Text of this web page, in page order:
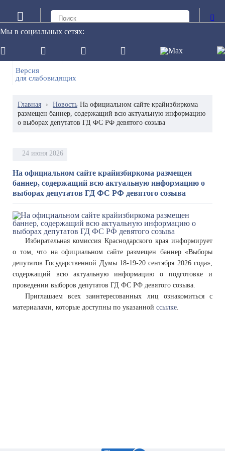
Мы в социальных сетях:
трансляция
Обращение в редакцию
сетевого издания
Версия
для слабовидящих
Главная › Новость На официальном сайте крайизбиркома
размещен баннер, содержащий всю актуальную информацию
о выборах депутатов ГД ФС РФ девятого созыва
24 июня 2026
На официальном сайте крайизбиркома размещен
баннер, содержащий всю актуальную информацию о
выборах депутатов ГД ФС РФ девятого созыва
Избирательная комиссия Краснодарского края информирует
о том, что на официальном сайте размещен баннер «Выборы
депутатов Государственной Думы 18-19-20 сентября 2026 года»,
содержащий всю актуальную информацию о подготовке и
проведении выборов депутатов ГД ФС РФ девятого созыва.
Приглашаем всех заинтересованных лиц ознакомиться с
материалами, которые доступны по указанной ссылке.